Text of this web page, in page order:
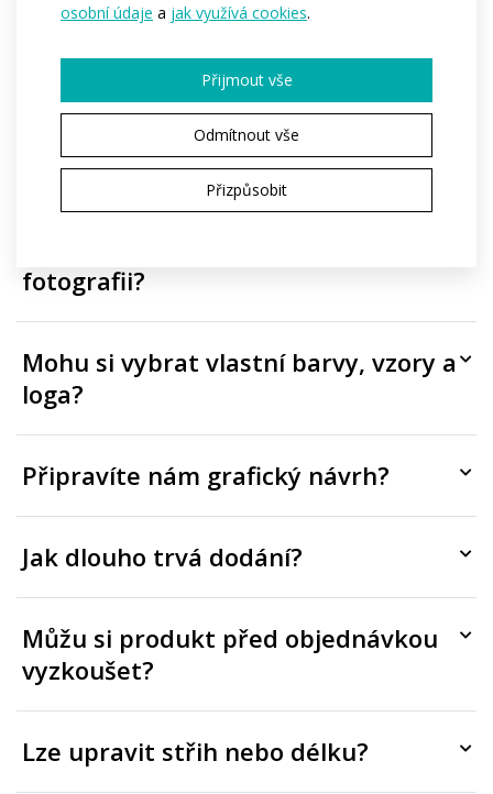
osobní údaje a jak využívá cookies.
Přijmout vše
Odmítnout vše
Přizpůsobit
Které části produktu mohou být
potištěné?
Je potisk zahrnutý v ceně, nebo se
účtuje zvlášť?
fotografii?
Mohu si vybrat vlastní barvy, vzory a
loga?
Připravíte nám grafický návrh?
Jak dlouho trvá dodání?
Můžu si produkt před objednávkou
vyzkoušet?
Lze upravit střih nebo délku?